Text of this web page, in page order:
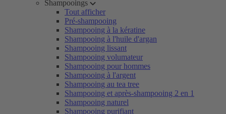
Shampooings
Tout afficher
Pré-shampooing
Shampooing à la kératine
Shampooing à l'huile d'argan
Shampooing lissant
Shampooing volumateur
Shampooing pour hommes
Shampooing à l'argent
Shampooing au tea tree
Shampooing et après-shampooing 2 en 1
Shampooing naturel
Shampooing purifiant